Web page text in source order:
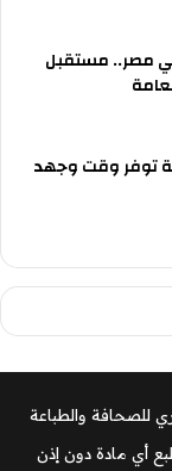
مصر.. مستقبل
توفر وقت وجهد
والطباعة
أي مادة دون إذن